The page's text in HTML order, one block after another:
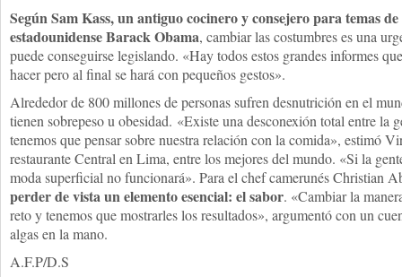
Según Sam Kass, un antiguo cocinero y consejero para temas
estadounidense Barack Obama, cambiar las costumbres es una
puede conseguirse legislando. «Hay todos estos grandes informes
hacer pero al final se hará con pequeños gestos».
Alrededor de 800 millones de personas sufren desnutrición en el
tienen sobrepeso u obesidad. «Existe una desconexión total entre la
tenemos que pensar sobre nuestra relación con la comida», estimó
restaurante Central en Lima, entre los mejores del mundo. «Si la
moda superficial no funcionará». Para el chef camerunés Christian
perder de vista un elemento esencial: el sabor. «Cambiar la
reto y tenemos que mostrarles los resultados», argumentó con un
algas en la mano.
A.F.P/D.S